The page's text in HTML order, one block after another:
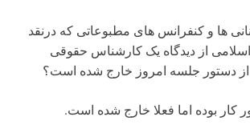
ها و کنفرانس های مطبوعاتی که درنقد
از دیدگاه یک کارشناس حقوقی
دستور جلسه امروز خارج شده است؟
کار بوده اما فعلا خارج شده است.